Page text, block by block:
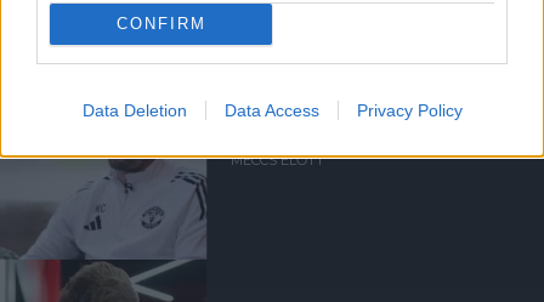
CONFIRM
Data Deletion Data Access Privacy Policy
MECCS ELŐTT